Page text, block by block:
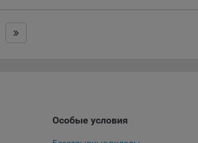
cookie, например Яндекс.Метрика, Google
информацию о том, как пользователь
есть возможность составить представление о
сайта в целом. Общество использует
Особые условия